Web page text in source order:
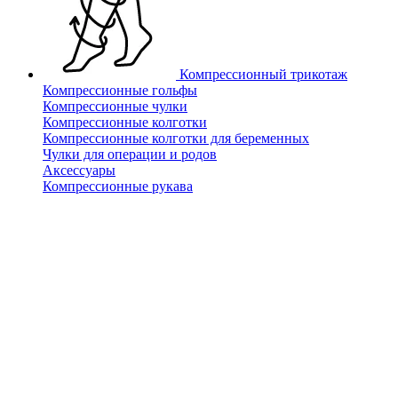
Компрессионный трикотаж
Компрессионные гольфы
Компрессионные чулки
Компрессионные колготки
Компрессионные колготки для беременных
Чулки для операции и родов
Аксессуары
Компрессионные рукава